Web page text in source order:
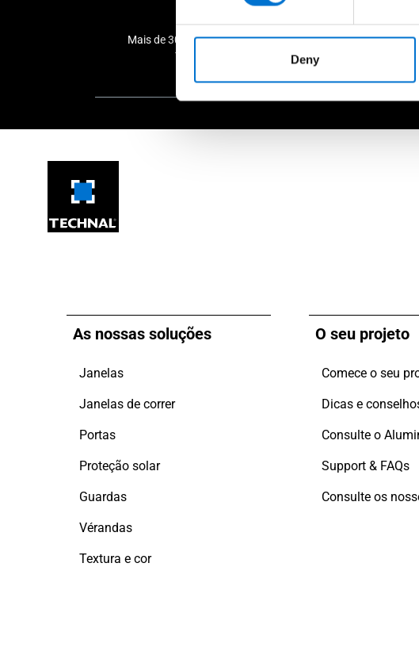
Deny
Mais de 30 industriais da Rede Aluminier
TECHNAL perto de si
Anos
As nossas soluções
Janelas
Janelas de correr
Portas
Proteção solar
Guardas
Vérandas
Textura e cor
O seu projeto
Comece o seu
Dicas e
Support & FAQs
Consulte os